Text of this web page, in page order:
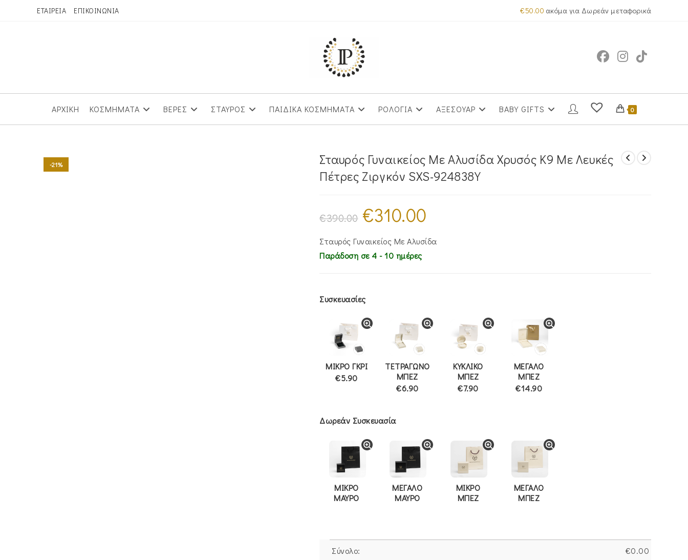
ΕΤΑΙΡΕΙΑ ΕΠΙΚΟΙΝΩΝΙΑ €50.00 ακόμα για Δωρεάν μεταφορικά
ΑΡΧΙΚΗ ΚΟΣΜΗΜΑΤΑ ΒΕΡΕΣ ΣΤΑΥΡΟΣ ΠΑΙΔΙΚΑ ΚΟΣΜΗΜΑΤΑ ΡΟΛΟΓΙΑ ΑΞΕΣΟΥΑΡ BABY GIFTS 0
-21%
Σταυρός Γυναικείος Με Αλυσίδα Χρυσός Κ9 Με Λευκές
Πέτρες Ζιργκόν SXS-924838Y
€390.00
Original
price
was:
€310.00
€310.00.
Σταυρός Γυναικείος Με Αλυσίδα
Παράδοση σε 4 - 10 ημέρες
Συσκευασίες
ΜΙΚΡΟ ΓΚΡΙ
€5.90
ΤΕΤΡΑΓΩΝΟ
ΜΠΕΖ
€6.90
ΚΥΚΛΙΚΟ
ΜΠΕΖ
€7.90
ΜΕΓΑΛΟ
ΜΠΕΖ
€14.90
Δωρεάν Συσκευασία
ΜΙΚΡΟ
ΜΑΥΡΟ
ΜΕΓΑΛΟ
ΜΑΥΡΟ
ΜΙΚΡΟ
ΜΠΕΖ
ΜΕΓΑΛΟ
ΜΠΕΖ
Σύνολο: €0.00